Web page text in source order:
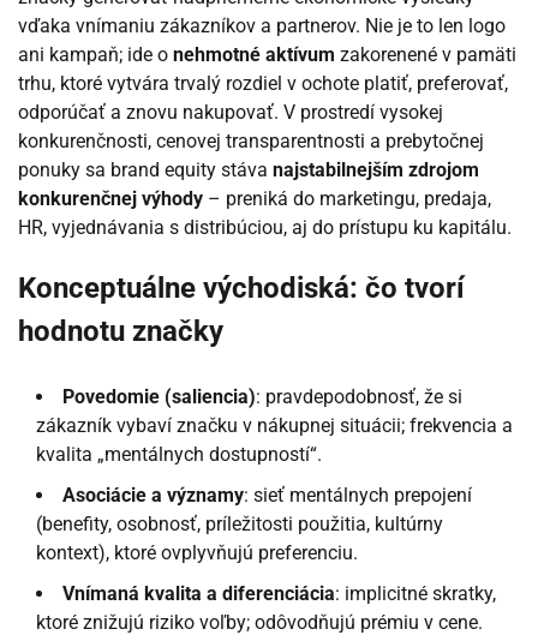
vďaka vnímaniu zákazníkov a partnerov. Nie je to len logo
ani kampaň; ide o nehmotné aktívum zakorenené v pamäti
trhu, ktoré vytvára trvalý rozdiel v ochote platiť, preferovať,
odporúčať a znovu nakupovať. V prostredí vysokej
konkurenčnosti, cenovej transparentnosti a prebytočnej
ponuky sa brand equity stáva najstabilnejším zdrojom
konkurenčnej výhody – preniká do marketingu, predaja,
HR, vyjednávania s distribúciou, aj do prístupu ku kapitálu.
Konceptuálne východiská: čo tvorí
hodnotu značky
Povedomie (saliencia): pravdepodobnosť, že si
zákazník vybaví značku v nákupnej situácii; frekvencia a
kvalita „mentálnych dostupností“.
Asociácie a významy: sieť mentálnych prepojení
(benefity, osobnosť, príležitosti použitia, kultúrny
kontext), ktoré ovplyvňujú preferenciu.
Vnímaná kvalita a diferenciácia: implicitné skratky,
ktoré znižujú riziko voľby; odôvodňujú prémiu v cene.